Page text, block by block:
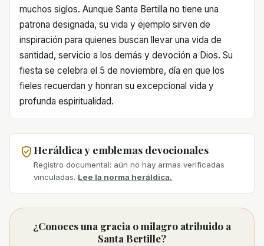
muchos siglos. Aunque Santa Bertilla no tiene una
patrona designada, su vida y ejemplo sirven de
inspiración para quienes buscan llevar una vida de
santidad, servicio a los demás y devoción a Dios. Su
fiesta se celebra el 5 de noviembre, día en que los
fieles recuerdan y honran su excepcional vida y
profunda espiritualidad.
Heráldica y emblemas devocionales
Registro documental: aún no hay armas verificadas
vinculadas. Lee la norma heráldica.
¿Conoces una gracia o milagro atribuido a
Santa Bertille?